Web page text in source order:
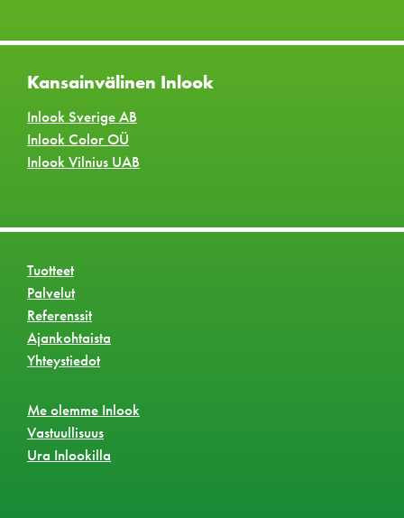
Kansainvälinen Inlook
Inlook Sverige AB
Inlook Color OÜ
Inlook Vilnius UAB
Tuotteet
Palvelut
Referenssit
Ajankohtaista
Yhteystiedot
Me olemme Inlook
Vastuullisuus
Ura Inlookilla